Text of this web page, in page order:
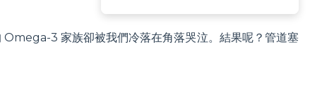
3 家族卻被我們冷落在角落哭泣。結果呢？管道塞